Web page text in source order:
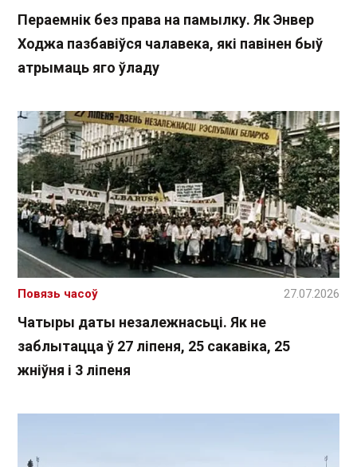
Пераемнік без права на памылку. Як Энвер
Ходжа пазбавіўся чалавека, які павінен быў
атрымаць яго ўладу
Чатыры даты незалежнасьці. Як не
заблытацца ў 27 ліпеня, 25 сакавіка, 25
жніўня і 3 ліпеня
Повязь часоў 27.07.2026